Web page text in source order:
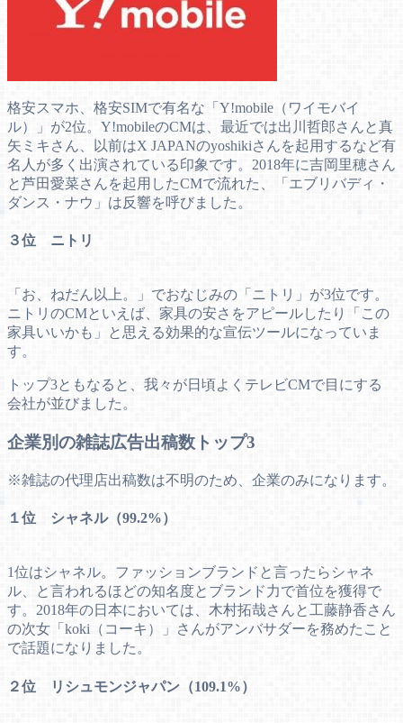
格安スマホ、格安SIMで有名な「Y!mobile（ワイモバイ
ル）」が2位。Y!mobileのCMは、最近では出川哲郎さんと真
矢ミキさん、以前はX JAPANのyoshikiさんを起用するなど有
名人が多く出演されている印象です。2018年に吉岡里穂さん
と芦田愛菜さんを起用したCMで流れた、「エブリバディ・
ダンス・ナウ」は反響を呼びました。
３位 ニトリ
「お、ねだん以上。」でおなじみの「ニトリ」が3位です。
ニトリのCMといえば、家具の安さをアピールしたり「この
家具いいかも」と思える効果的な宣伝ツールになっていま
す。
トップ3ともなると、我々が日頃よくテレビCMで目にする
会社が並びました。
企業別の雑誌広告出稿数トップ3
※雑誌の代理店出稿数は不明のため、企業のみになります。
１位 シャネル（99.2%）
1位はシャネル。ファッションブランドと言ったらシャネ
ル、と言われるほどの知名度とブランド力で首位を獲得で
す。2018年の日本においては、木村拓哉さんと工藤静香さん
の次女「koki（コーキ）」さんがアンバサダーを務めたこと
で話題になりました。
２位 リシュモンジャパン（109.1%）